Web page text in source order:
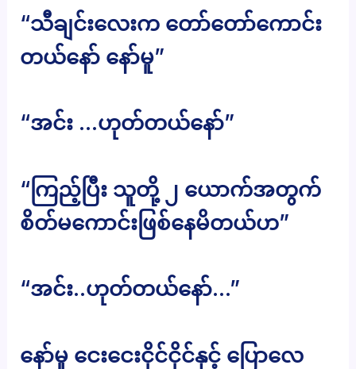
“သီချင်းလေးက တော်တော်ကောင်း
တယ်နော် နော်မူ”
“အင်း …ဟုတ်တယ်နော်”
“ကြည့်ပြီး သူတို့ ၂ ယောက်အတွက်
စိတ်မကောင်းဖြစ်နေမိတယ်ဟ”
“အင်း..ဟုတ်တယ်နော်…”
နော်မူ ငေးငေးငိုင်ငိုင်နှင့် ပြောလေ